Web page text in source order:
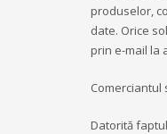
produselor,
date. Orice
prin e-mail la
Comerciantul
Datorită